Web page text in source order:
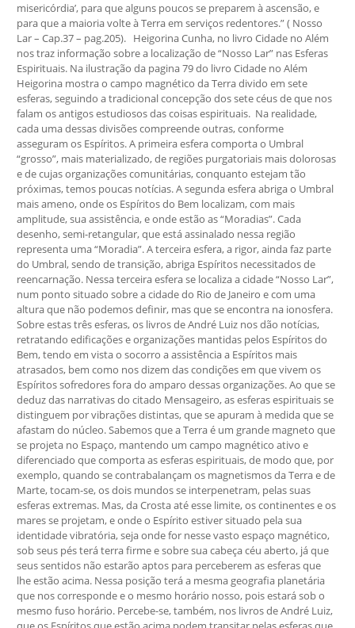
misericórdia’, para que alguns poucos se preparem à ascensão, e
para que a maioria volte à Terra em serviços redentores.” ( Nosso
Lar – Cap.37 – pag.205). Heigorina Cunha, no livro Cidade no Além
nos traz informação sobre a localização de “Nosso Lar” nas Esferas
Espirituais. Na ilustração da pagina 79 do livro Cidade no Além
Heigorina mostra o campo magnético da Terra divido em sete
esferas, seguindo a tradicional concepção dos sete céus de que nos
falam os antigos estudiosos das coisas espirituais. Na realidade,
cada uma dessas divisões compreende outras, conforme
asseguram os Espíritos. A primeira esfera comporta o Umbral
“grosso”, mais materializado, de regiões purgatoriais mais dolorosas
e de cujas organizações comunitárias, conquanto estejam tão
próximas, temos poucas notícias. A segunda esfera abriga o Umbral
mais ameno, onde os Espíritos do Bem localizam, com mais
amplitude, sua assistência, e onde estão as “Moradias”. Cada
desenho, semi-retangular, que está assinalado nessa região
representa uma “Moradia”. A terceira esfera, a rigor, ainda faz parte
do Umbral, sendo de transição, abriga Espíritos necessitados de
reencarnação. Nessa terceira esfera se localiza a cidade “Nosso Lar”,
num ponto situado sobre a cidade do Rio de Janeiro e com uma
altura que não podemos definir, mas que se encontra na ionosfera.
Sobre estas três esferas, os livros de André Luiz nos dão notícias,
retratando edificações e organizações mantidas pelos Espíritos do
Bem, tendo em vista o socorro a assistência a Espíritos mais
atrasados, bem como nos dizem das condições em que vivem os
Espíritos sofredores fora do amparo dessas organizações. Ao que se
deduz das narrativas do citado Mensageiro, as esferas espirituais se
distinguem por vibrações distintas, que se apuram à medida que se
afastam do núcleo. Sabemos que a Terra é um grande magneto que
se projeta no Espaço, mantendo um campo magnético ativo e
diferenciado que comporta as esferas espirituais, de modo que, por
exemplo, quando se contrabalançam os magnetismos da Terra e de
Marte, tocam-se, os dois mundos se interpenetram, pelas suas
esferas extremas. Mas, da Crosta até esse limite, os continentes e os
mares se projetam, e onde o Espírito estiver situado pela sua
identidade vibratória, seja onde for nesse vasto espaço magnético,
sob seus pés terá terra firme e sobre sua cabeça céu aberto, já que
seus sentidos não estarão aptos para perceberem as esferas que
lhe estão acima. Nessa posição terá a mesma geografia planetária
que nos corresponde e o mesmo horário nosso, pois estará sob o
mesmo fuso horário. Percebe-se, também, nos livros de André Luiz,